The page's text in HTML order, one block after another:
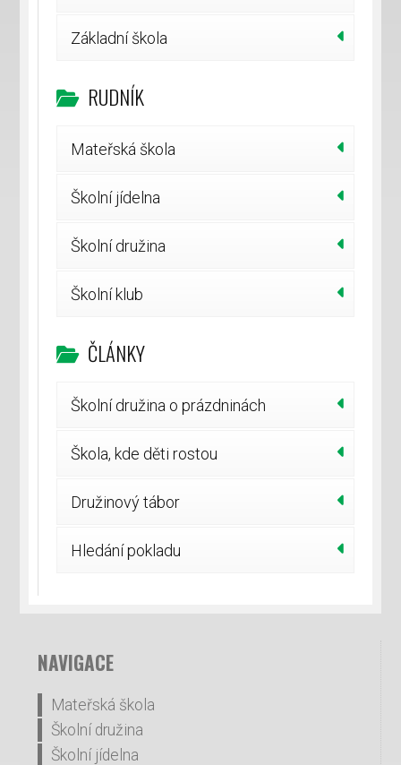
Základní škola
RUDNÍK
Mateřská škola
Školní jídelna
Školní družina
Školní klub
ČLÁNKY
Školní družina o prázdninách
Škola, kde děti rostou
Družinový tábor
Hledání pokladu
NAVIGACE
Mateřská škola
Školní družina
Školní jídelna